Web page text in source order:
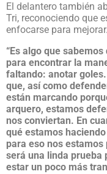
El delantero también
Tri, reconociendo que
enfocarse para mejorar.
“Es algo que
para encontrar la
faltando: anotar
que, así como
están marcando
arquero, estamos
nos conviertan. En
qué estamos
para eso nos
será una linda prueba
estar un poco más